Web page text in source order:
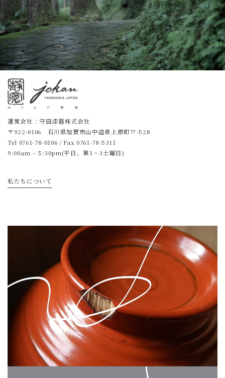
運営会社：守田漆器株式会社
〒922-0106 石川県加賀市山中温泉上原町ワ-528
Tel 0761-78-0106 / Fax 0761-78-5311
9:00am – 5:30pm(平日、第1・3土曜日)
私たちについて